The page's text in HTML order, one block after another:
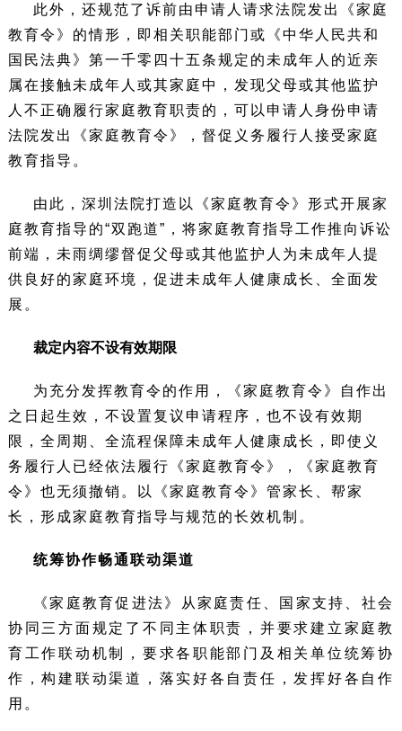
此外，还规范了诉前由申请人请求法院发出《家庭
教育令》的情形，即相关职能部门或《中华人民共和
国民法典》第一千零四十五条规定的未成年人的近亲
属在接触未成年人或其家庭中，发现父母或其他监护
人不正确履行家庭教育职责的，可以申请人身份申请
法院发出《家庭教育令》，督促义务履行人接受家庭
教育指导。
由此，深圳法院打造以《家庭教育令》形式开展家
庭教育指导的“双跑道”，将家庭教育指导工作推向诉讼
前端，未雨绸缪督促父母或其他监护人为未成年人提
供良好的家庭环境，促进未成年人健康成长、全面发
展。
裁定内容不设有效期限
为充分发挥教育令的作用，《家庭教育令》自作出
之日起生效，不设置复议申请程序，也不设有效期
限，全周期、全流程保障未成年人健康成长，即使义
务履行人已经依法履行《家庭教育令》，《家庭教育
令》也无须撤销。以《家庭教育令》管家长、帮家
长，形成家庭教育指导与规范的长效机制。
统筹协作畅通联动渠道
《家庭教育促进法》从家庭责任、国家支持、社会
协同三方面规定了不同主体职责，并要求建立家庭教
育工作联动机制，要求各职能部门及相关单位统筹协
作，构建联动渠道，落实好各自责任，发挥好各自作
用。